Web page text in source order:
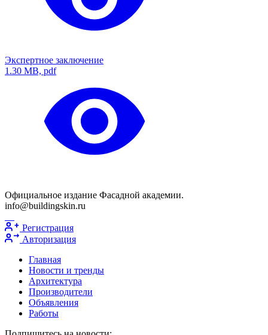
Экспертное заключение
1.30 MB, pdf
Официальное издание Фасадной академии.
info@buildingskin.ru
Регистрация
Авторизация
Главная
Новости и тренды
Архитектура
Производители
Объявления
Работы